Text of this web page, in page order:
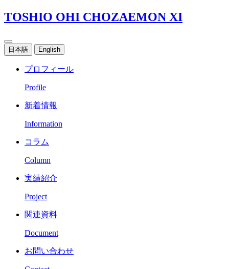
TOSHIO OHI CHOZAEMON XI
日本語 English
プロフィール
Profile
新着情報
Information
コラム
Column
実績紹介
Project
関連資料
Document
お問い合わせ